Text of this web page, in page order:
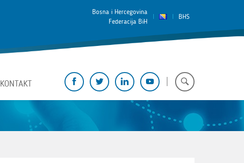
Bosna i Hercegovina
Federacija BiH
BHS
KONTAKT